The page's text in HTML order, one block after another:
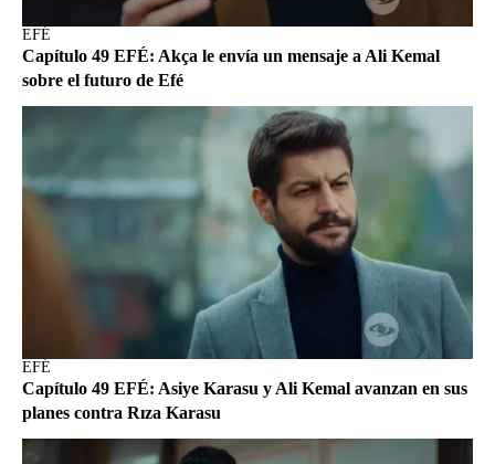
EFÉ
Capítulo 49 EFÉ: Akça le envía un mensaje a Ali Kemal
sobre el futuro de Efé
EFÉ
Capítulo 49 EFÉ: Asiye Karasu y Ali Kemal avanzan en sus
planes contra Rıza Karasu